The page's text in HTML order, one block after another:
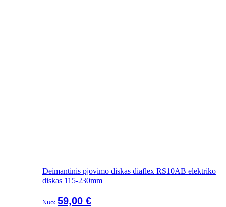
Deimantinis pjovimo diskas diaflex RS10AB elektriko
diskas 115-230mm
Nuo: 59,00 €